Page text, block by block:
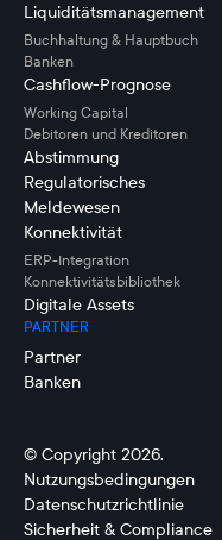
Liquiditätsmanagement
Buchhaltung & Hauptbuch
Banken
Cashflow-Prognose
Working Capital
Debitoren und Kreditoren
Abstimmung
Regulatorisches
Meldewesen
Konnektivität
ERP-Integration
Konnektivitätsbibliothek
Digitale Assets
PARTNER
Partner
Banken
© Copyright 2026.
Nutzungsbedingungen
Datenschutzrichtlinie
Sicherheit & Compliance